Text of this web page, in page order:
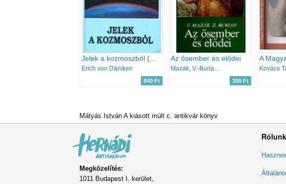
Erich von Däniken
840 Ft
Az ősember és elődei
300 Ft
Kovács
Mátyás István A kiásott múlt c. antikvár könyv
Megközelítés:
1011 Budapest I. kerület,
Rólunk